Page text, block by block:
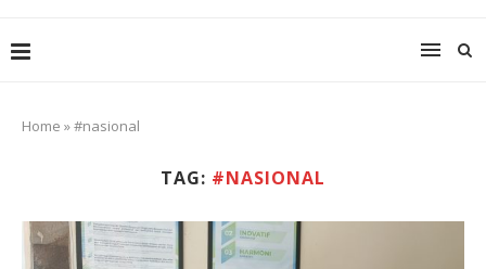
Home »#nasional
TAG: #NASIONAL